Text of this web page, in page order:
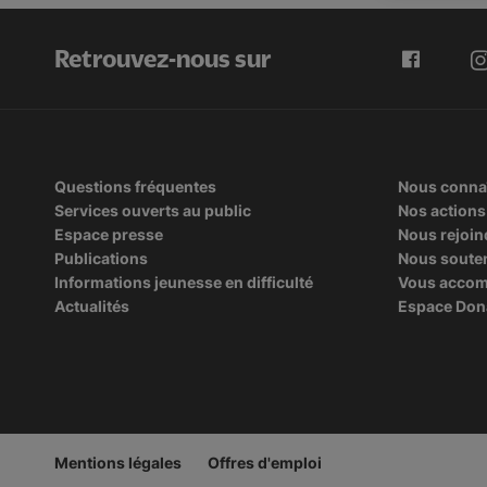
Retrouvez-nous sur
Questions fréquentes
Services ouverts au public
Espace presse
Publications
Informations jeunesse en difficulté
Actualités
Nous
Nos actions
Nous
Nous
Vous
Espace
Mentions légales Offres d'emploi